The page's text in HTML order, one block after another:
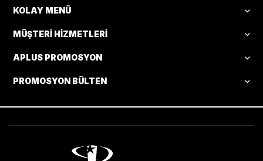
KOLAY MENÜ
MÜŞTERI HIZMETLERI
APLUS PROMOSYON
PROMOSYON BÜLTEN